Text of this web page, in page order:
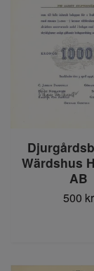
Wärdshus
AB
500 kr